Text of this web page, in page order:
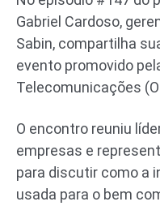
Gabriel Cardoso,
Sabin, compartilha
evento promovido
Telecomunicações
O encontro reuniu
empresas e
para discutir como a
usada para o bem